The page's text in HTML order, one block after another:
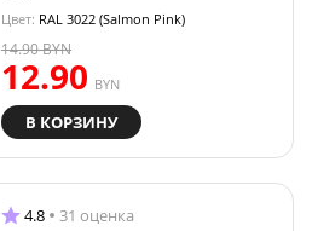
Цвет: RAL 3022 (Salmon Pink)
12.90 BYN
14.90BYN
В КОРЗИНУ
4.8 31 оценка